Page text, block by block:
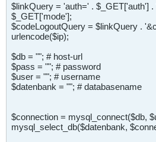
$linkQuery = 'auth=' . $_GET['auth']
$_GET['mode'];
$codeLogoutQuery = $linkQuery .
urlencode($ip);
$db = ""; # host-url
$pass = ""; # password
$user = ""; # username
$datenbank = ""; # databasename
$connection = mysql_connect($db,
mysql_select_db($datenbank,